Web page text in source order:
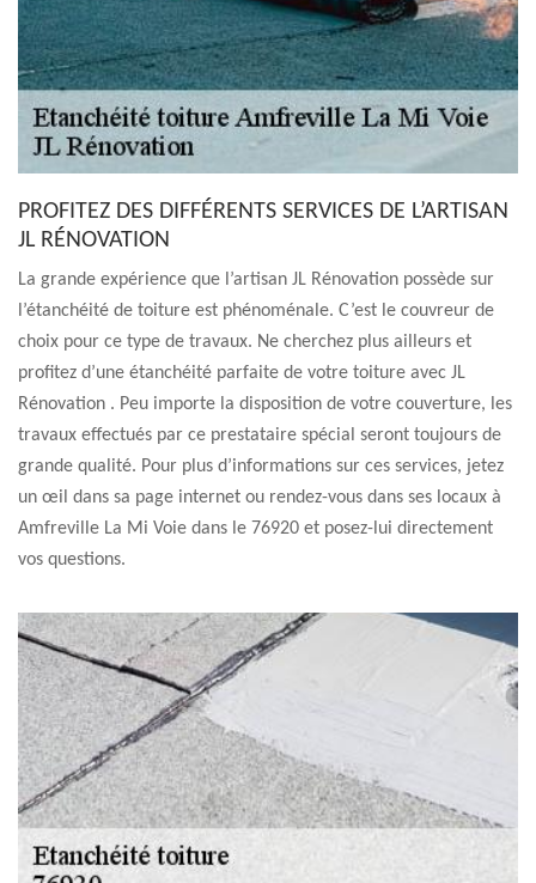
PROFITEZ DES DIFFÉRENTS SERVICES DE L’ARTISAN
JL RÉNOVATION
La grande expérience que l’artisan JL Rénovation possède sur
l’étanchéité de toiture est phénoménale. C’est le couvreur de
choix pour ce type de travaux. Ne cherchez plus ailleurs et
profitez d’une étanchéité parfaite de votre toiture avec JL
Rénovation . Peu importe la disposition de votre couverture, les
travaux effectués par ce prestataire spécial seront toujours de
grande qualité. Pour plus d’informations sur ces services, jetez
un œil dans sa page internet ou rendez-vous dans ses locaux à
Amfreville La Mi Voie dans le 76920 et posez-lui directement
vos questions.